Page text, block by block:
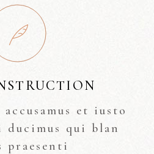
et iusto
qui blan